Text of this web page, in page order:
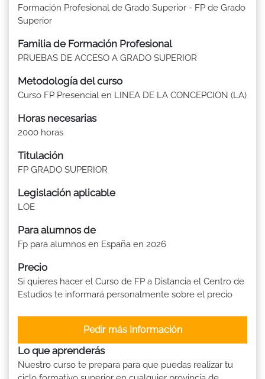
Formación Profesional de Grado Superior - FP de Grado
Superior
Familia de Formación Profesional
PRUEBAS DE ACCESO A GRADO SUPERIOR
Metodología del curso
Curso FP Presencial en LINEA DE LA CONCEPCION (LA)
Horas necesarias
2000 horas
Titulación
FP GRADO SUPERIOR
Legislación aplicable
LOE
Para alumnos de
Fp para alumnos en España en 2026
Precio
Si quieres hacer el Curso de FP a Distancia el Centro de
Estudios te informará personalmente sobre el precio
Pedir más Información
Lo que aprenderás
Nuestro curso te prepara para que puedas realizar tu